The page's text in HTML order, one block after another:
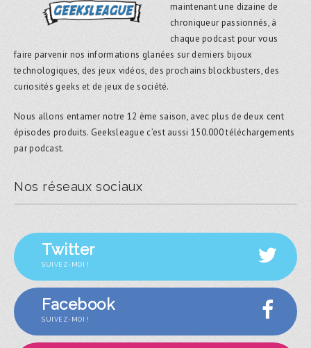
maintenant une dizaine de
chroniqueur passionnés, à
chaque podcast pour vous
faire parvenir nos informations glanées sur derniers bijoux
technologiques, des jeux vidéos, des prochains blockbusters, des
curiosités geeks et de jeux de société.
Nous allons entamer notre 12 ème saison, avec plus de deux cent
épisodes produits. Geeksleague c’est aussi 150.000 téléchargements
par podcast.
Nos réseaux sociaux
Twitter
SUIVEZ-MOI !
Facebook
SUIVEZ-MOI !